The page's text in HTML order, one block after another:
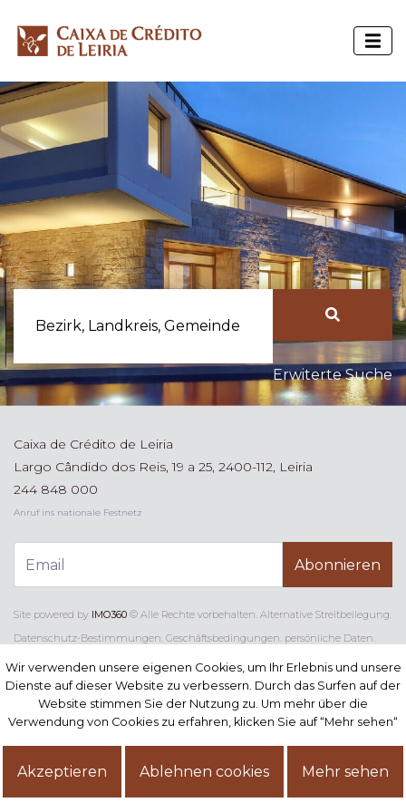
Wir verwenden unsere eigenen Cookies, um Ihr Erlebnis und unsere
Dienste auf dieser Website zu verbessern. Durch das Surfen auf der
Website stimmen Sie der Nutzung zu. Um mehr über die
Verwendung von Cookies zu erfahren, klicken Sie auf “Mehr sehen“
Akzeptieren Ablehnen cookies Mehr sehen
Bezirk, Landkreis, Gemeinde
Erwiterte Suche
Caixa de Crédito de Leiria
Largo Cândido dos Reis, 19 a 25, 2400-112, Leiria
244 848 000
Anruf ins nationale Festnetz
Abonnieren
Site powered by IMO360 © Alle Rechte vorbehalten. Alternative Streitbeilegung.
Datenschutz-Bestimmungen. Geschäftsbedingungen. persönliche Daten.
Beschwerdebuch
Wir verwenden unsere eigenen Cookies, um Ihr Erlebnis und unsere
Dienste auf dieser Website zu verbessern. Durch das Surfen auf der
Website stimmen Sie der Nutzung zu. Um mehr über die
Verwendung von Cookies zu erfahren, klicken Sie auf “Mehr sehen“
Akzeptieren Ablehnen cookies Mehr sehen